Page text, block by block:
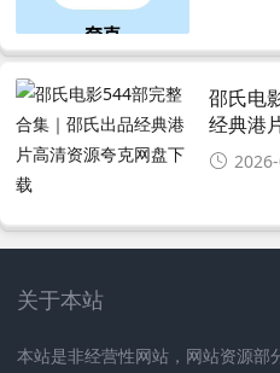
邵氏电
经典港
关于本站
本站是非经营性网站，网站资源部